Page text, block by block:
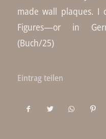
made wall plaques. I
Figures—or in
(Buch/25)
Eintrag teilen